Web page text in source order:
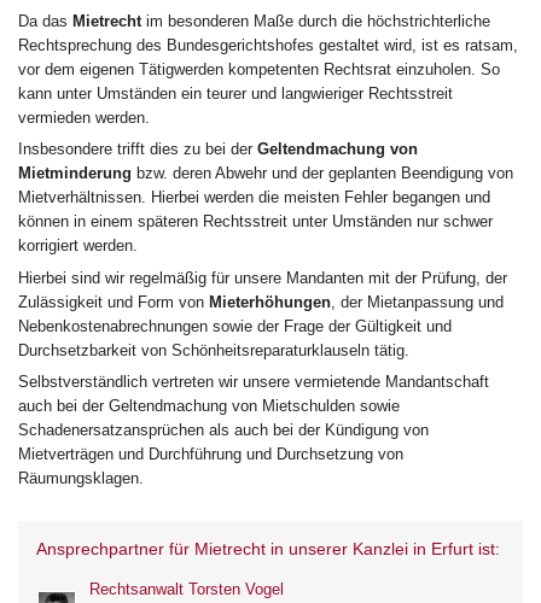
Da das Mietrecht im besonderen Maße durch die höchstrichterliche
Rechtsprechung des Bundesgerichtshofes gestaltet wird, ist es ratsam,
vor dem eigenen Tätigwerden kompetenten Rechtsrat einzuholen. So
kann unter Umständen ein teurer und langwieriger Rechtsstreit
vermieden werden.
Insbesondere trifft dies zu bei der Geltendmachung von
Mietminderung bzw. deren Abwehr und der geplanten Beendigung von
Mietverhältnissen. Hierbei werden die meisten Fehler begangen und
können in einem späteren Rechtsstreit unter Umständen nur schwer
korrigiert werden.
Hierbei sind wir regelmäßig für unsere Mandanten mit der Prüfung, der
Zulässigkeit und Form von Mieterhöhungen , der Mietanpassung und
Nebenkostenabrechnungen sowie der Frage der Gültigkeit und
Durchsetzbarkeit von Schönheitsreparaturklauseln tätig.
Selbstverständlich vertreten wir unsere vermietende Mandantschaft
auch bei der Geltendmachung von Mietschulden sowie
Schadenersatzansprüchen als auch bei der Kündigung von
Mietverträgen und Durchführung und Durchsetzung von
Räumungsklagen.
Ansprechpartner für Mietrecht in unserer Kanzlei in Erfurt ist:
Rechtsanwalt Torsten Vogel